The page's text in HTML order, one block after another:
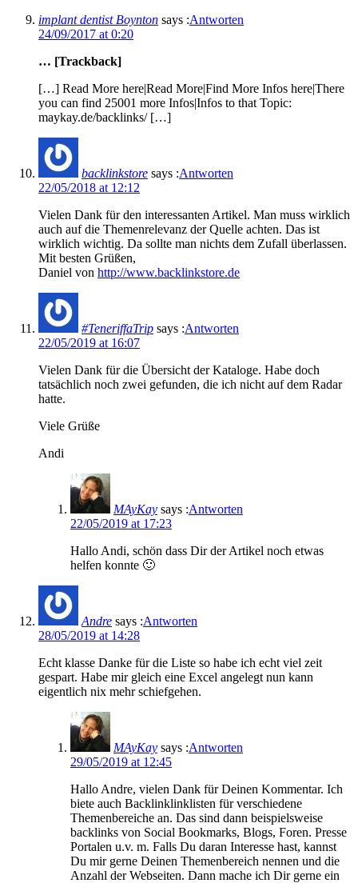
implant dentist Boynton says :Antworten
24/09/2017 at 0:20
… [Trackback]
[…] Read More here|Read More|Find More Infos here|There
you can find 25001 more Infos|Infos to that Topic:
maykay.de/backlinks/ […]
backlinkstore says :Antworten
22/05/2018 at 12:12
Vielen Dank für den interessanten Artikel. Man muss wirklich
auch auf die Themenrelevanz der Quelle achten. Das ist
wirklich wichtig. Da sollte man nichts dem Zufall überlassen.
Mit besten Grüßen,
Daniel von http://www.backlinkstore.de
#TeneriffaTrip says :Antworten
22/05/2019 at 16:07
Vielen Dank für die Übersicht der Kataloge. Habe doch
tatsächlich noch zwei gefunden, die ich nicht auf dem Radar
hatte.
Viele Grüße
Andi
MAyKay says :Antworten
22/05/2019 at 17:23
Hallo Andi, schön dass Dir der Artikel noch etwas
helfen konnte 🙂
Andre says :Antworten
28/05/2019 at 14:28
Echt klasse Danke für die Liste so habe ich echt viel zeit
gespart. Habe mir gleich eine Excel angelegt nun kann
eigentlich nix mehr schiefgehen.
MAyKay says :Antworten
29/05/2019 at 12:45
Hallo Andre, vielen Dank für Deinen Kommentar. Ich
biete auch Backlinklinklisten für verschiedene
Themenbereiche an. Das sind dann beispielsweise
backlinks von Social Bookmarks, Blogs, Foren. Presse
Portalen u.v. m. Falls Du daran Interesse hast, kannst
Du mir gerne Deinen Themenbereich nennen und die
Anzahl der Webseiten. Dann mache ich Dir gerne ein